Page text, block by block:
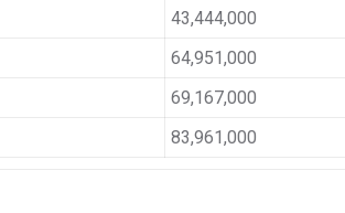
43,444,000
64,951,000
69,167,000
83,961,000